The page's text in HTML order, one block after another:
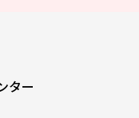
ター